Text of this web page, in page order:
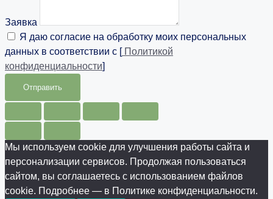
Заявка
Я даю согласие на обработку моих персональных
данных в соответствии с [Политикой
конфиденциальности]
Отправить
Мы используем cookie для улучшения работы сайта и
персонализации сервисов. Продолжая пользоваться
сайтом, вы соглашаетесь с использованием файлов
cookie. Подробнее — в Политике конфиденциальности.